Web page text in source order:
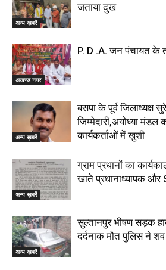
अन्य ख़बरें
जताया दुख
अखण्ड नगर
P. D .A. जन पंचायत के
अन्य ख़बरें
बसपा के पूर्व जिलाध्यक्ष
जिम्मेदारी,अयोध्या मंडल
कार्यकर्ताओं में खुशी
अन्य ख़बरें
ग्राम प्रधानों का
खाते प्रधानाध्यापक और
अन्य ख़बरें
सुल्तानपुर भीषण सड़क
दर्दनाक मौत पुलिस ने